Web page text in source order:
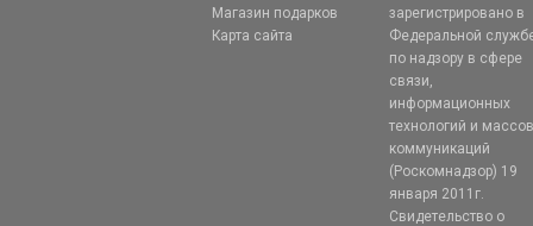
Магазин подарков
Карта сайта
зарегистрировано в
Федеральной
по надзору в сфере
связи,
информационных
технологий и
коммуникаций
(Роскомнадзор) 19
января 2011г.
Свидетельство о